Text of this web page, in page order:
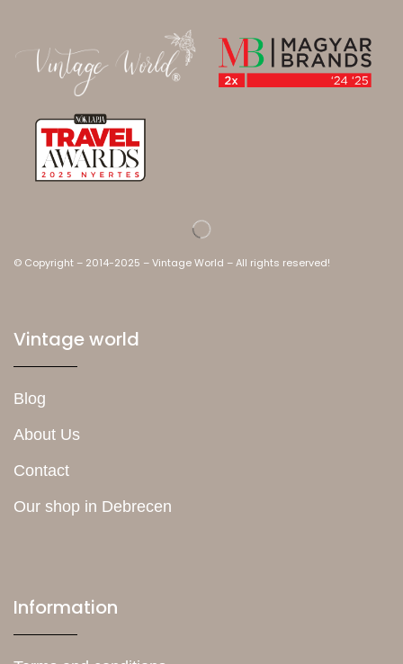
© Copyright – 2014-2025 – Vintage World – All rights reserved!
Vintage world
Blog
About Us
Contact
Our shop in Debrecen
Information